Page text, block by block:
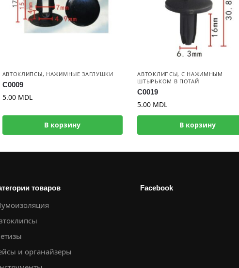
АВТОКЛИПСЫ, НАЖИМНЫЕ ЗАГЛУШКИ
C0009
5.00 MDL
В корзину
АВТОКЛИПСЫ, С НАЖИМНЫМ
ШТЫРЬКОМ В ПОТАЙ
C0019
5.00 MDL
В корзину
товаров
и органайзеры
Facebook